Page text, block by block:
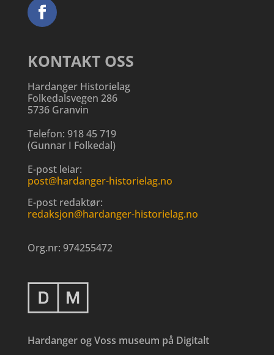
KONTAKT OSS
Hardanger Historielag
Folkedalsvegen 286
5736 Granvin
Telefon: 918 45 719
(Gunnar I Folkedal)
E-post leiar:
post@hardanger-historielag.no
E-post redaktør:
redaksjon@hardanger-historielag.no
Org.nr: 974255472
Hardanger og Voss museum på Digitalt